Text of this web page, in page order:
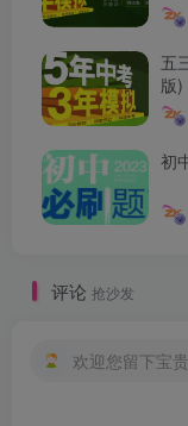
五
版)
初
评论 抢沙发
欢迎您留下宝